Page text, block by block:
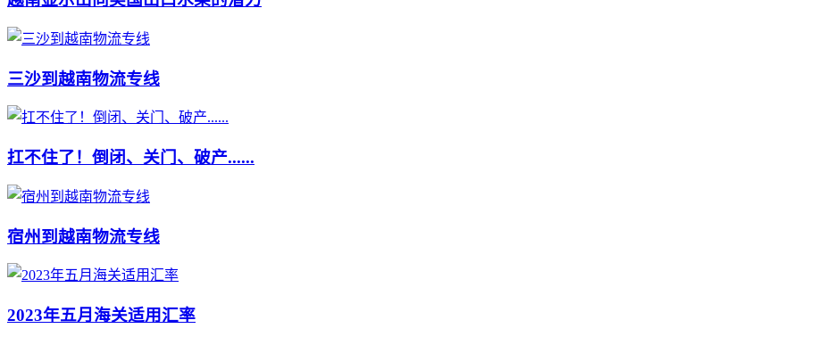
三沙到越南物流专线
扛不住了！倒闭、关门、破产......
宿州到越南物流专线
2023年五月海关适用汇率